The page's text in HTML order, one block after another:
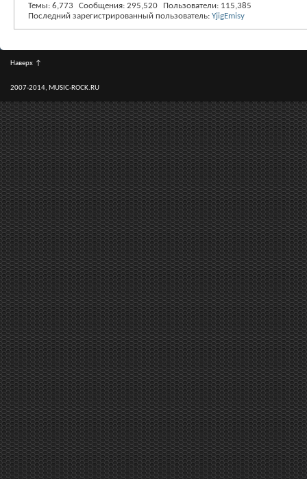
Темы 6,773 Сообщения 295,520 Пользователи 115,385
Последний зарегистрированный пользователь: YjigEmisy
Наверх ↑
2007-2014, MUSIC-ROCK.RU